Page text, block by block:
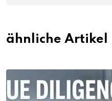
ähnliche Artikel